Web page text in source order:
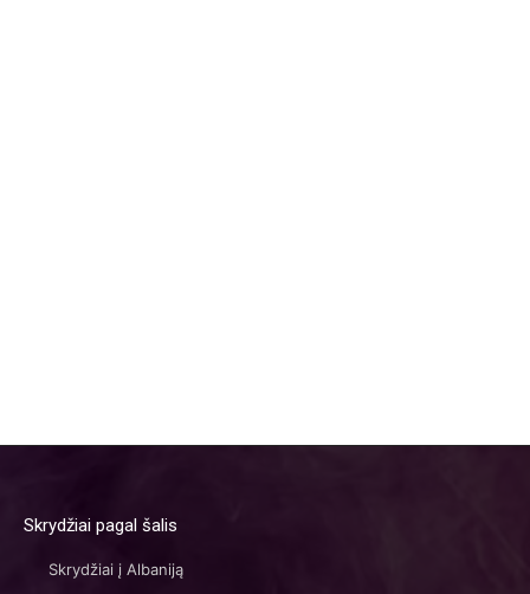
Skrydžiai pagal šalis
Skrydžiai į Albaniją